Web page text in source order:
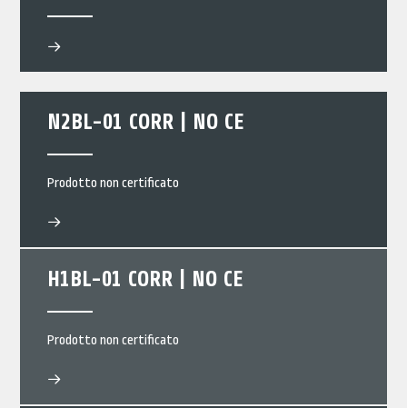
N2BL-01 CORR | NO CE
Prodotto non certificato
H1BL-01 CORR | NO CE
Prodotto non certificato